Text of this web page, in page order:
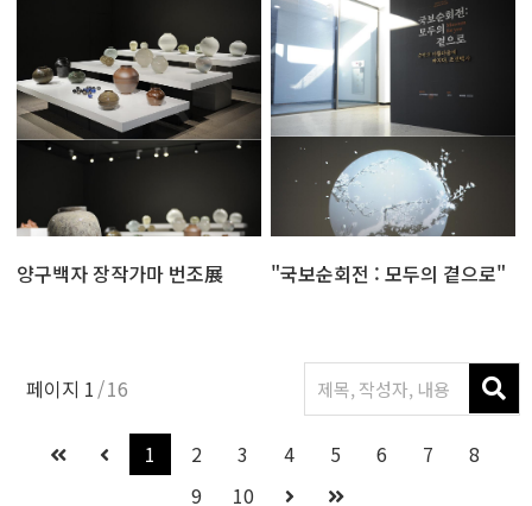
양구백자 장작가마 번조展 "국보순회전 : 모두의 곁으로"
페이지 1 16
1 2 3 4 5 6 7
8
9
10